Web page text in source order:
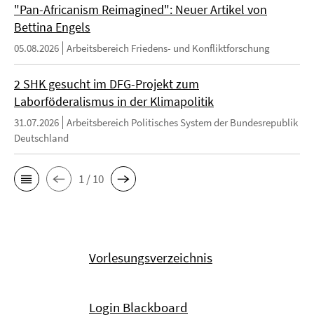
"Pan-Africanism Reimagined": Neuer Artikel von
Bettina Engels
05.08.2026 Arbeitsbereich Friedens- und Konfliktforschung
2 SHK gesucht im DFG-Projekt zum
Laborföderalismus in der Klimapolitik
31.07.2026 Arbeitsbereich Politisches System der Bundesrepublik
Deutschland
1 / 10
Vorlesungsverzeichnis
Login Blackboard